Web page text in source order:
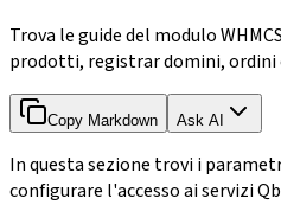
Trova le guide del modulo
prodotti, registrar domini, ordini
Copy Markdown Ask AI
In questa sezione trovi i
configurare l'accesso ai servizi